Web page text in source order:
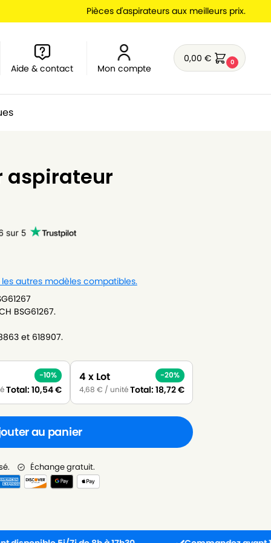
Pièces d'aspirateurs aux meilleurs prix.
Aide & contact Mon compte
0,00€ 0
aspirateur
les autres modèles compatibles.
BSG61267.
et 618907.
-10%
Total: 10,54€
4 x Lot
4,68 € / unité
-20%
Total: 18,72€
au panier
Échange gratuit.